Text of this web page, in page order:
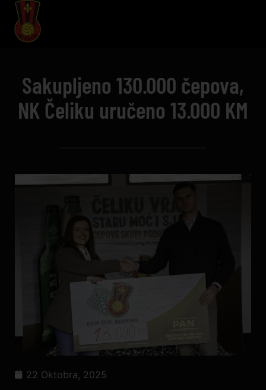
Sakupljeno 130.000 čepova,
NK Čeliku uručeno 13.000 KM
22 Oktobra, 2025